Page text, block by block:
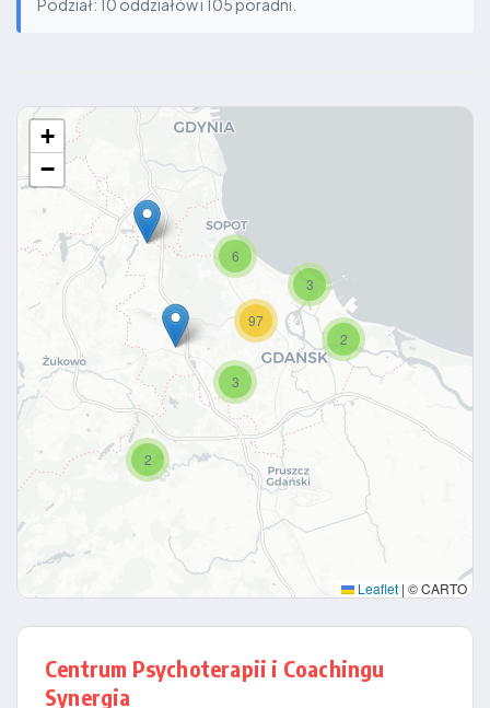
Podział: 10 oddziałów i 105 poradni.
2
2
3
6
3
97
+
−
Leaflet | © CARTO
Centrum Psychoterapii i Coachingu
Synergia